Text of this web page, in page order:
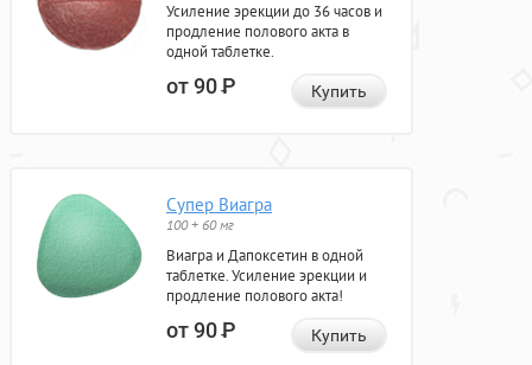
Усиление эрекции до 36 часов и
продление полового акта в
одной таблетке.
от 90Р Купить
Супер Виагра
100 + 60 мг
Виагра и Дапоксетин в одной
таблетке. Усиление эрекции и
продление полового акта!
от 90Р Купить